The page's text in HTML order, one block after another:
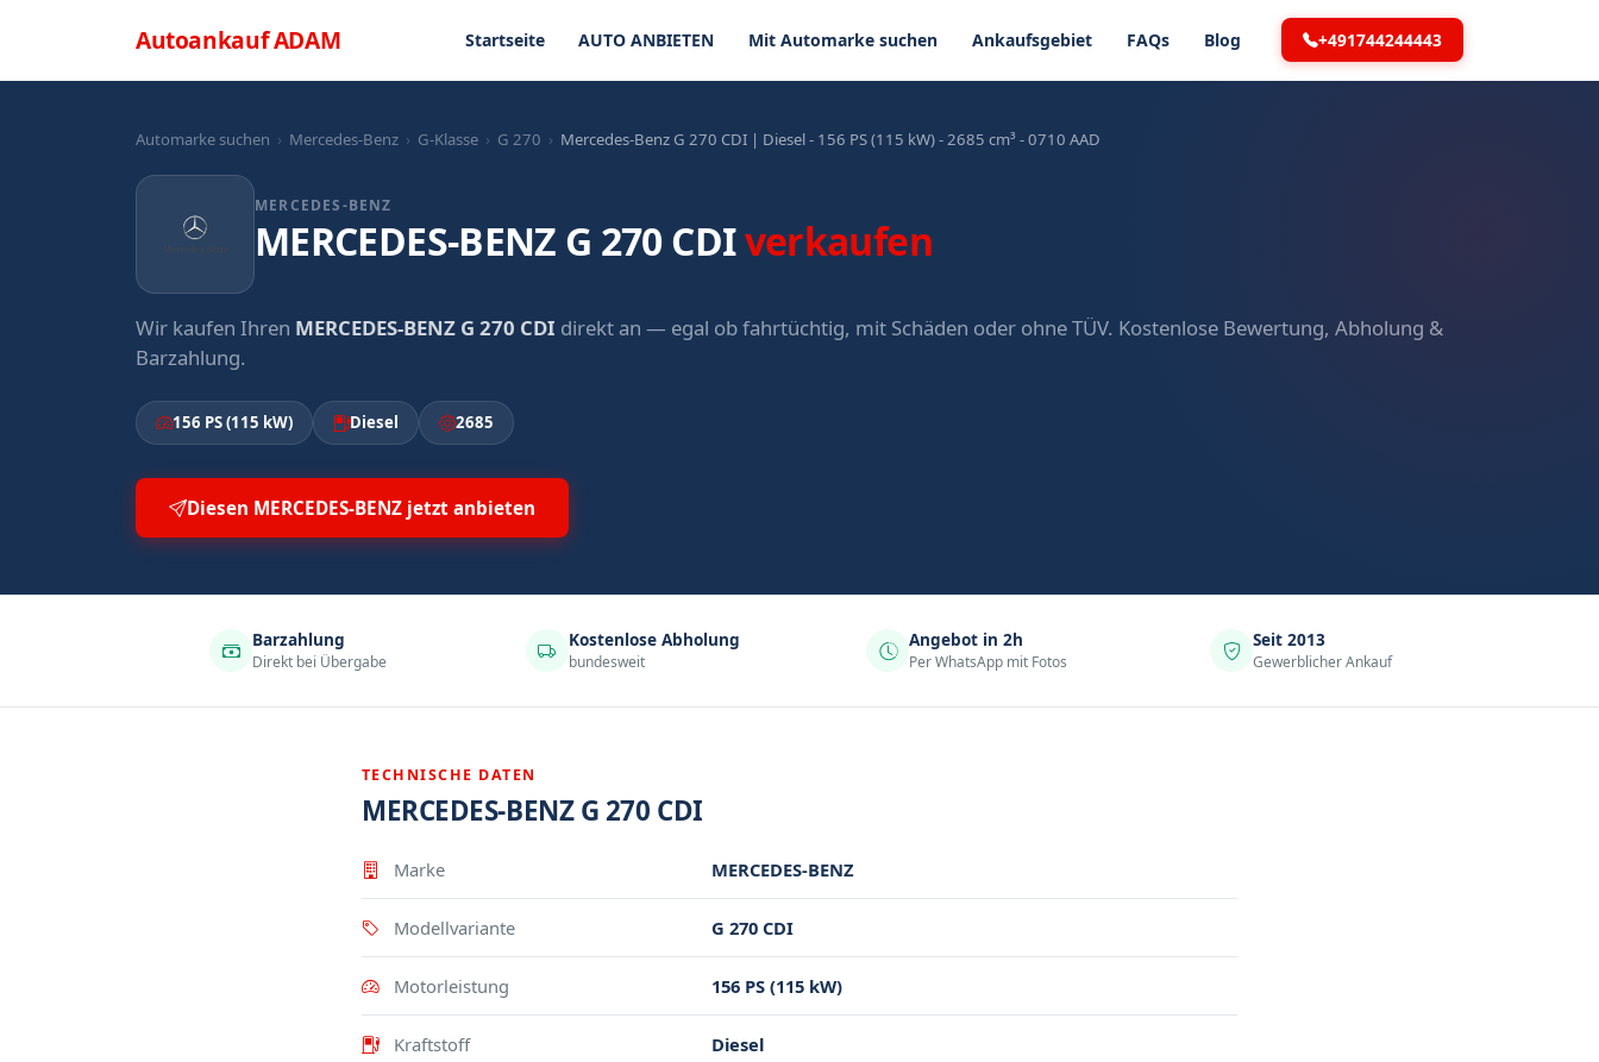
AutoankaufADAM Menü
Startseite AUTO ANBIETEN Mit Automarke suchen Ankaufsgebiet FAQs Blog +491744244443
Automarke suchen › Mercedes-Benz › G-Klasse › G 270 › Mercedes-Benz G 270 CDI | Diesel - 156 PS (115 kW) - 2685 cm³ - 0710 AAD
MERCEDES-BENZ
MERCEDES-BENZ G 270 CDIverkaufen
Wir kaufen Ihren MERCEDES-BENZ G 270 CDI direkt an — egal ob fahrtüchtig, mit Schäden oder ohne TÜV. Kostenlose Bewertung, Abholung &
Barzahlung.
156 PS (115 kW) Diesel 2685
Diesen MERCEDES-BENZ jetzt anbieten
Barzahlung
Direkt bei Übergabe
Kostenlose Abholung
bundesweit
Angebot in 2h
Per WhatsApp mit Fotos
Seit 2013
Gewerblicher Ankauf
TECHNISCHE DATEN
MERCEDES-BENZ G 270 CDI
Eigenschaft
Marke MERCEDES-BENZ
Modellvariante G 270 CDI
Motorleistung 156 PS (115 kW)
Kraftstoff Diesel